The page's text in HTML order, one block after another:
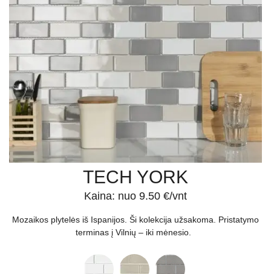
TECH YORK
Kaina: nuo 9.50 €/vnt
Mozaikos plytelės iš Ispanijos. Ši kolekcija užsakoma. Pristatymo
terminas į Vilnių – iki mėnesio.